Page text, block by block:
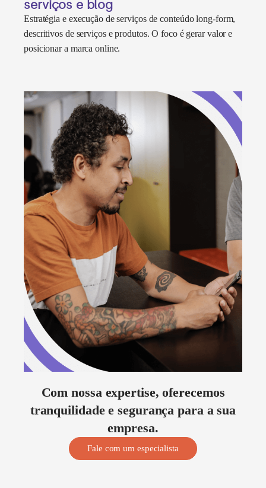
serviços e blog
Estratégia e execução de serviços de conteúdo long-form,
descritivos de serviços e produtos. O foco é gerar valor e
posicionar a marca online.
Com nossa expertise, oferecemos
tranquilidade e segurança para a sua
empresa.
Fale com um especialista